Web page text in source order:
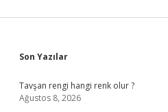
Sidebar
Son Yazılar
Tavşan rengi hangi renk olur ?
Ağustos 8, 2026